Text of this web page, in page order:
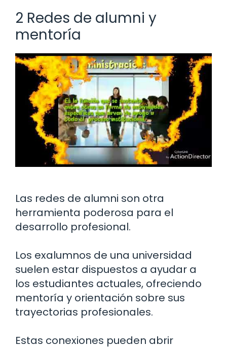
2 Redes de alumni y
mentoría
Las redes de alumni son otra
herramienta poderosa para el
desarrollo profesional.
Los exalumnos de una universidad
suelen estar dispuestos a ayudar a
los estudiantes actuales, ofreciendo
mentoría y orientación sobre sus
trayectorias profesionales.
Estas conexiones pueden abrir